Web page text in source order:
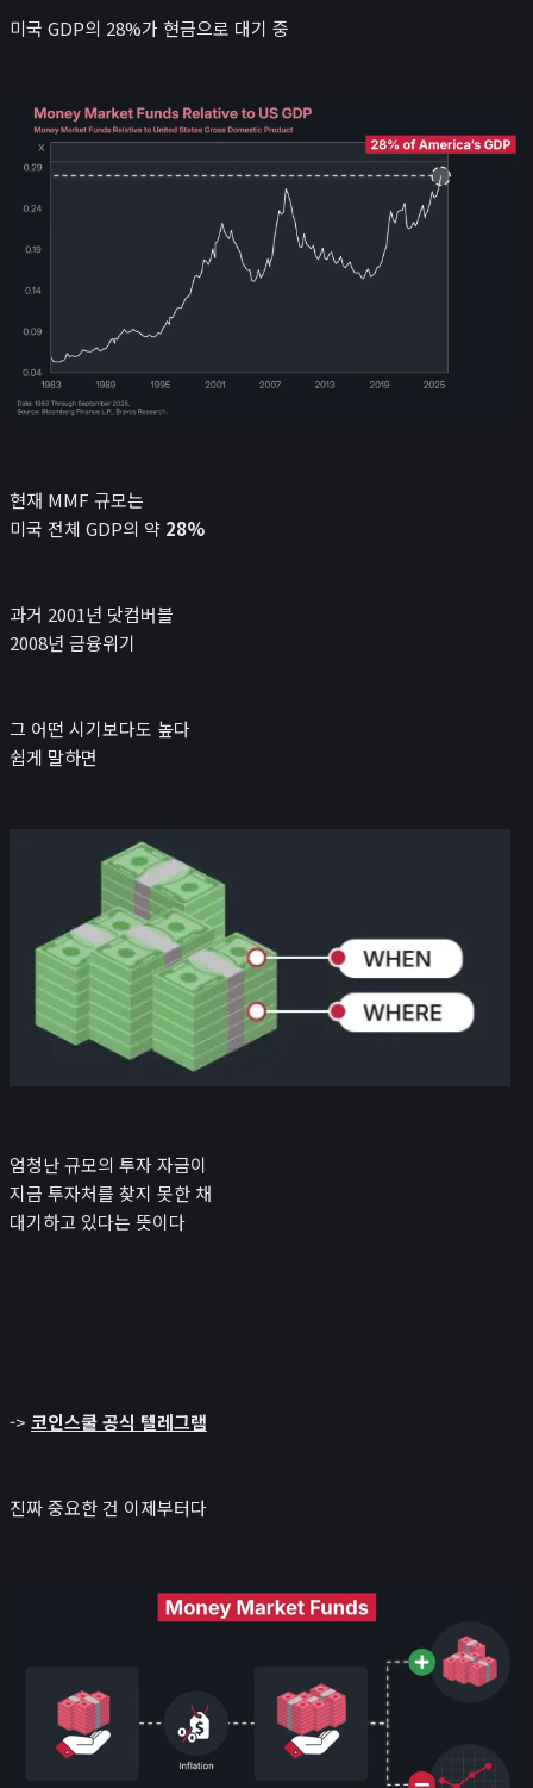
미국 GDP의 28%가 현금으로 대기 중
현재 MMF 규모는
미국 전체 GDP의 약 28%
과거 2001년 닷컴버블
2008년 금융위기
그 어떤 시기보다도 높다
쉽게 말하면
엄청난 규모의 투자 자금이
지금 투자처를 찾지 못한 채
대기하고 있다는 뜻이다
-> 코인스쿨 공식 텔레그램
진짜 중요한 건 이제부터다